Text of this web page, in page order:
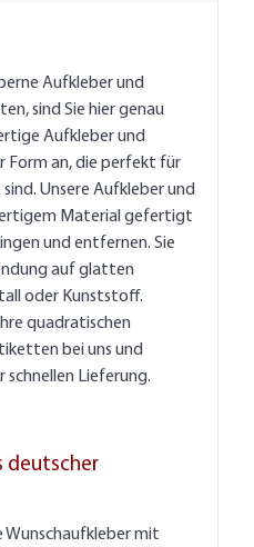
Aufkleber und
sind Sie hier genau
Aufkleber und
Form an, die perfekt für
Unsere Aufkleber und
Material gefertigt
und entfernen. Sie
auf glatten
oder Kunststoff.
quadratischen
bei uns und
schnellen Lieferung.
deutscher
Wunschaufkleber mit